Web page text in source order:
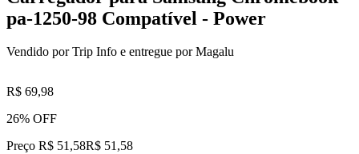
pa-1250-98 Compatível - Power
Vendido porTrip Info e entregue por Magalu
R$ 69,98
26% OFF
Preço R$ 51,58R$ 51,58